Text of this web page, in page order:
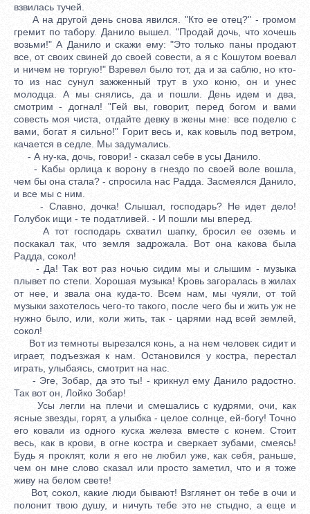
взвилась тучей.
А на другой день снова явился. "Кто ее отец?" - громом
гремит по табору. Данило вышел. "Продай дочь, что хочешь
возьми!" А Данило и скажи ему: "Это только паны продают
все, от своих свиней до своей совести, а я с Кошутом воевал
и ничем не торгую!" Взревел было тот, да и за саблю, но кто-
то из нас сунул зажженный трут в ухо коню, он и унес
молодца. А мы снялись, да и пошли. День идем и два,
смотрим - догнал! "Гей вы, говорит, перед богом и вами
совесть моя чиста, отдайте девку в жены мне: все поделю с
вами, богат я сильно!" Горит весь и, как ковыль под ветром,
качается в седле. Мы задумались.
- А ну-ка, дочь, говори! - сказал себе в усы Данило.
- Кабы орлица к ворону в гнездо по своей воле вошла,
чем бы она стала? - спросила нас Радда. Засмеялся Данило,
и все мы с ним.
- Славно, дочка! Слышал, господарь? Не идет дело!
Голубок ищи - те податливей. - И пошли мы вперед.
А тот господарь схватил шапку, бросил ее оземь и
поскакал так, что земля задрожала. Вот она какова была
Радда, сокол!
- Да! Так вот раз ночью сидим мы и слышим - музыка
плывет по степи. Хорошая музыка! Кровь загоралась в жилах
от нее, и звала она куда-то. Всем нам, мы чуяли, от той
музыки захотелось чего-то такого, после чего бы и жить уж не
нужно было, или, коли жить, так - царями над всей землей,
сокол!
Вот из темноты вырезался конь, а на нем человек сидит и
играет, подъезжая к нам. Остановился у костра, перестал
играть, улыбаясь, смотрит на нас.
- Эге, Зобар, да это ты! - крикнул ему Данило радостно.
Так вот он, Лойко Зобар!
Усы легли на плечи и смешались с кудрями, очи, как
ясные звезды, горят, а улыбка - целое солнце, ей-богу! Точно
его ковали из одного куска железа вместе с конем. Стоит
весь, как в крови, в огне костра и сверкает зубами, смеясь!
Будь я проклят, коли я его не любил уже, как себя, раньше,
чем он мне слово сказал или просто заметил, что и я тоже
живу на белом свете!
Вот, сокол, какие люди бывают! Взглянет он тебе в очи и
полонит твою душу, и ничуть тебе это не стыдно, а еще и